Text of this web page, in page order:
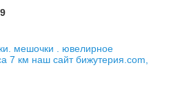
мешочки . ювелирное
7 км наш сайт бижутерия.com,